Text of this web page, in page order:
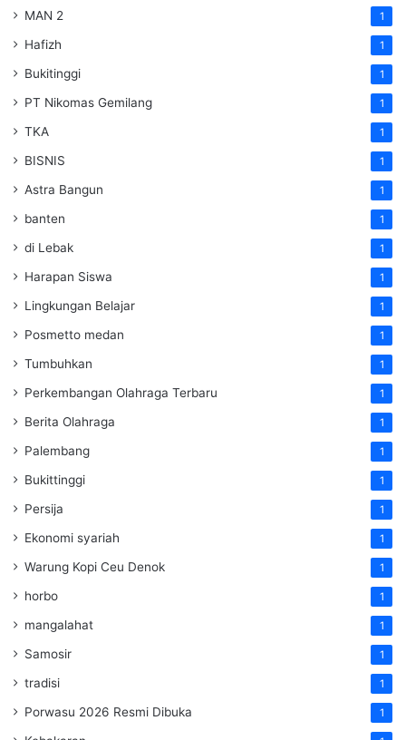
MAN 2 1
Hafizh 1
Bukitinggi 1
PT Nikomas Gemilang 1
TKA 1
BISNIS 1
Astra Bangun 1
banten 1
di Lebak 1
Harapan Siswa 1
Lingkungan Belajar 1
Posmetto medan 1
Tumbuhkan 1
Perkembangan Olahraga Terbaru 1
Berita Olahraga 1
Palembang 1
Bukittinggi 1
Persija 1
Ekonomi syariah 1
Warung Kopi Ceu Denok 1
horbo 1
mangalahat 1
Samosir 1
tradisi 1
Porwasu 2026 Resmi Dibuka 1